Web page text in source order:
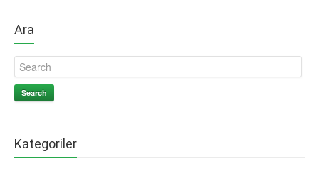
Ara
Search
Kategoriler